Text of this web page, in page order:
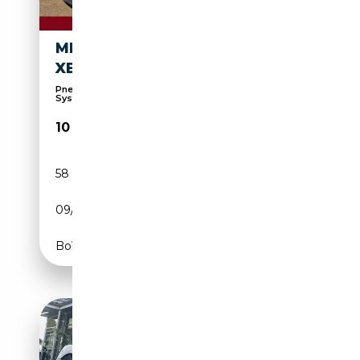
MINI COOPER COUPE BI-
XENON/LEDER/58TKM
Pneus tout temps saisons, Phares bi-xénon,
Système...
10 950€
58 000 km
09/2011
Boîte manuelle